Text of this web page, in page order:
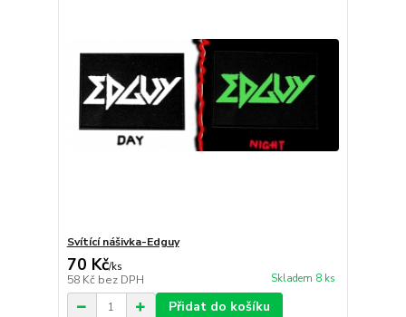
Svítící nášivka-Edguy
70 Kč/ks
58 Kč bez DPH Skladem 8 ks
Přidat do košíku